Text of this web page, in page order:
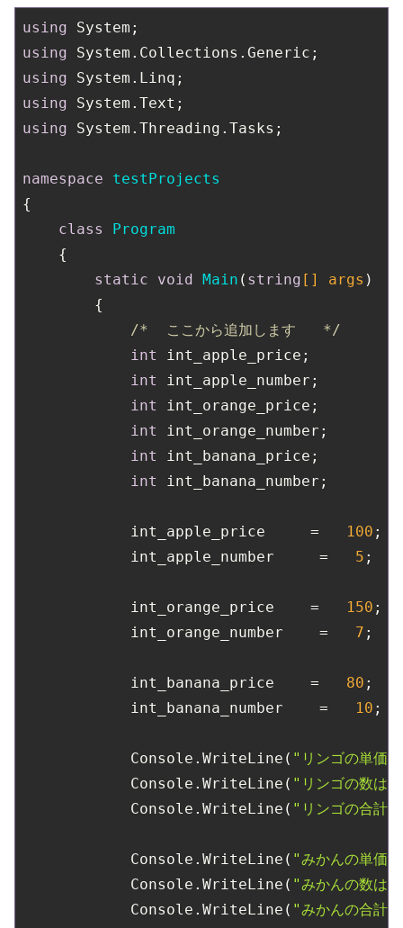
using
using
using
using
using System.Threading.Tasks;
namespace
testProjects
{
class
Program
    {
static
void Main ( string [] args )
        {
/*  ここから追加します   */
int
int_apple_price;
int
int_apple_number;
int
int_orange_price;
int
int_orange_number;
int
int_banana_price;
int
int_banana_number;
            int_apple_price     =
100 ;
            int_apple_number     =
5 ;
            int_orange_price    =
150 ;
            int_orange_number    =
7 ;
            int_banana_price    =
80 ;
            int_banana_number    =
10 ;
            Console.WriteLine(
"リンゴの単価
            Console.WriteLine(
"リンゴの数は"
            Console.WriteLine(
"リンゴの合計
            Console.WriteLine(
"みかんの単価
            Console.WriteLine(
"みかんの数は"
            Console.WriteLine(
"みかんの合計